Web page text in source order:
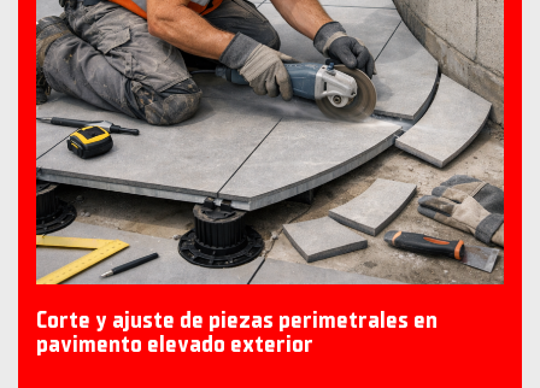
Corte y ajuste de piezas perimetrales en
pavimento elevado exterior